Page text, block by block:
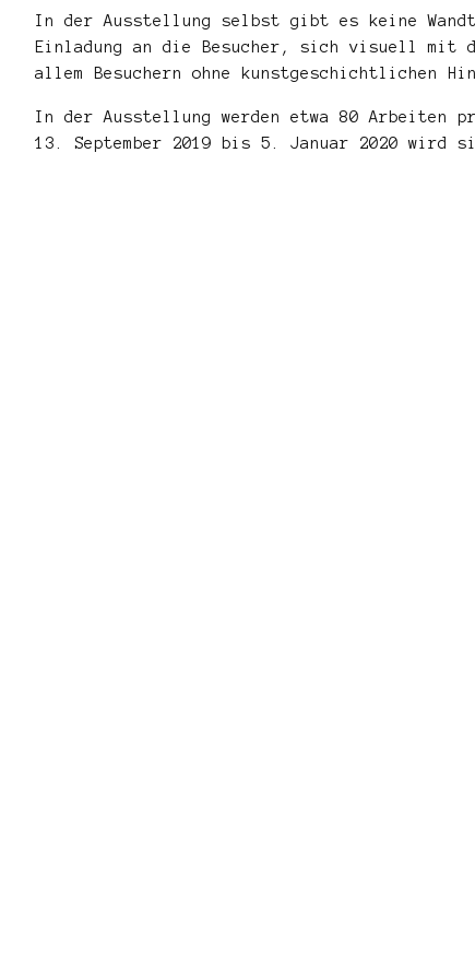
In der Ausstellung selbst gibt es keine
Einladung an die Besucher, sich visuell mit
allem Besuchern ohne kunstgeschichtlichen
In der Ausstellung werden etwa 80
13. September 2019 bis 5. Januar 2020 wird